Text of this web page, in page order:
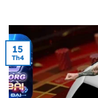
15
Th4